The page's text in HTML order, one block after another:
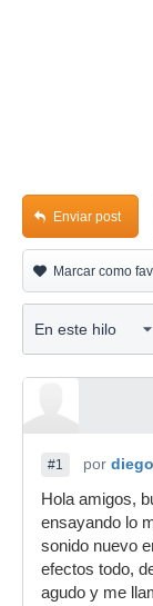
Enviar post
Marcar como
#1 por
Hola amigos,
ensayando lo
sonido nuevo
efectos todo,
agudo y me